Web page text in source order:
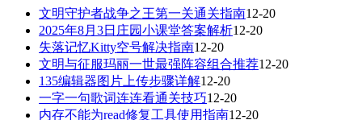
文明守护者战争之王第一关通关指南12-20
2025年8月3日庄园小课堂答案解析12-20
失落记忆Kitty空号解决指南12-20
文明与征服玛丽一世最强阵容组合推荐12-20
135编辑器图片上传步骤详解12-20
一字一句歌词连连看通关技巧12-20
内存不能为read修复工具使用指南12-20